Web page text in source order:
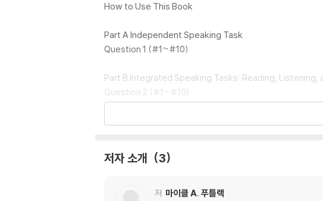
How to Use This Book
Part A Independent Speaking Task
Question 1 (#1~#10)
Part B Integrated Speaking Tasks: Reading, Listening,
Question 2 (#1~#10)
Question 3 (#1~#10)
저자 소개 3
저 마이클 A. 푸틀랙